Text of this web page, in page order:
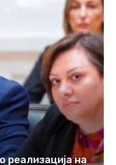
реализација на